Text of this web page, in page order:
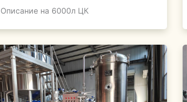
Описание на 6000л ЦК